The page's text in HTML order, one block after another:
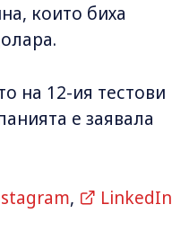
които биха
на 12-ия тестови
е заявала
,
LinkedIn